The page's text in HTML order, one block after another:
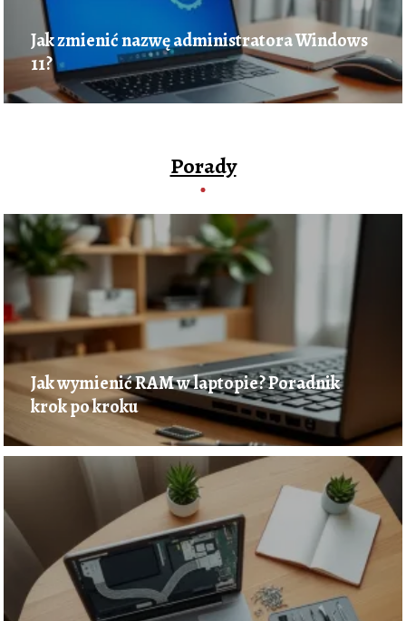
Jak zmienić nazwę administratora Windows
11?
Porady
Jak wymienić RAM w laptopie? Poradnik
krok po kroku